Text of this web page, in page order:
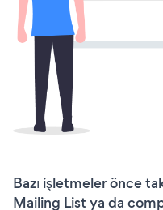
Bazı işletmeler önce
Mailing List ya da